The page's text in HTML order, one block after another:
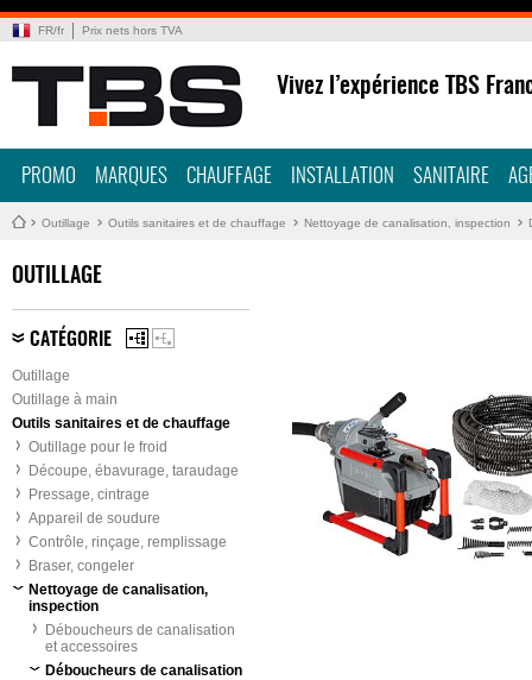
FR/fr Prix nets hors TVA
Vivez l’expérience TBS
PROMO MARQUES CHAUFFAGE INSTALLATION SANITAIRE
Outillage Outils sanitaires et de chauffage Nettoyage de canalisation, inspection
OUTILLAGE
CATÉGORIE
Outillage
Outillage à main
Outils sanitaires et de chauffage
Outillage pour le froid
Découpe, ébavurage, taraudage
Pressage, cintrage
Appareil de soudure
Contrôle, rinçage, remplissage
Braser, congeler
Nettoyage de canalisation,
inspection
Déboucheurs de canalisation
et accessoires
Déboucheurs de canalisation